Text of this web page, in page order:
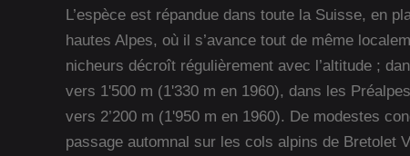
L’espèce est répandue dans toute la Suisse, en
hautes Alpes, où il s’avance tout de même
nicheurs décroît régulièrement avec l’altitude ;
vers 1'500 m (1'330 m en 1960), dans les
vers 2’200 m (1'950 m en 1960). De modestes
passage automnal sur les cols alpins de Bretolet